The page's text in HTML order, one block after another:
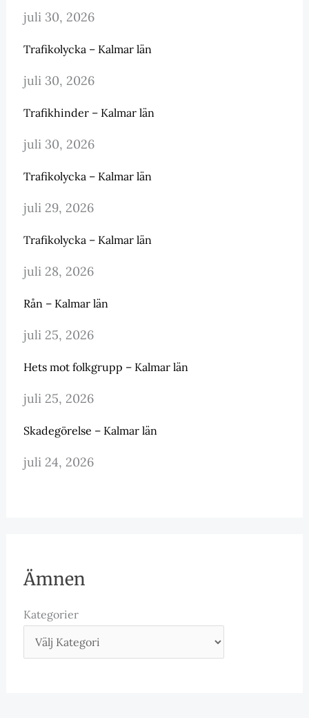
juli 30, 2026
Trafikolycka – Kalmar län
juli 30, 2026
Trafikhinder – Kalmar län
juli 30, 2026
Trafikolycka – Kalmar län
juli 29, 2026
Trafikolycka – Kalmar län
juli 28, 2026
Rån – Kalmar län
juli 25, 2026
Hets mot folkgrupp – Kalmar län
juli 25, 2026
Skadegörelse – Kalmar län
juli 24, 2026
Ämnen
Kategorier